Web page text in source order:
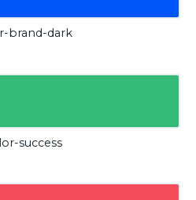
brand-dark
success